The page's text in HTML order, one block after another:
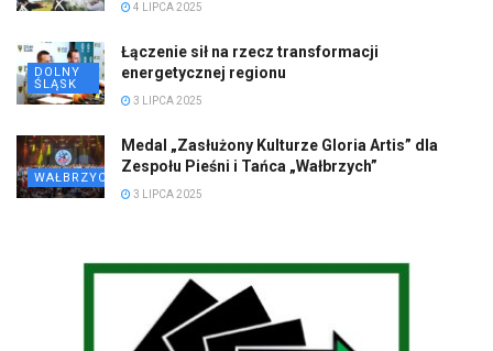
4 LIPCA 2025
DOLNY
ŚLĄSK
Łączenie sił na rzecz transformacji
energetycznej regionu
3 LIPCA 2025
WAŁBRZYCH
Medal „Zasłużony Kulturze Gloria Artis” dla
Zespołu Pieśni i Tańca „Wałbrzych”
3 LIPCA 2025